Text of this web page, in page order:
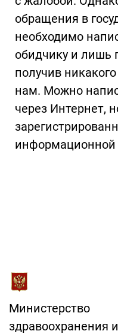
обращения в
необходимо
обидчику и лишь
получив
нам. Можно
через Интернет,
информационной
Министерство
здравоохранения и